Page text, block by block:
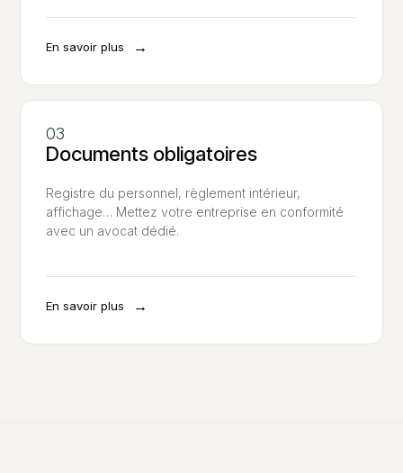
En savoir plus →
Documents obligatoires
Registre du personnel, règlement intérieur,
affichage… Mettez votre entreprise en conformité
avec un avocat dédié.
En savoir plus →